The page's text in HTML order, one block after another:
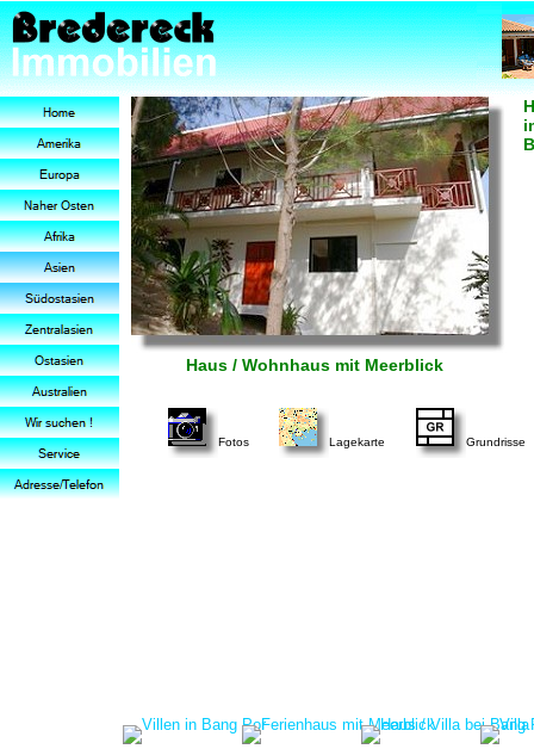
Fotos Grundrisse
Lagekarte
Haus / Wohnhaus mit Meerblick